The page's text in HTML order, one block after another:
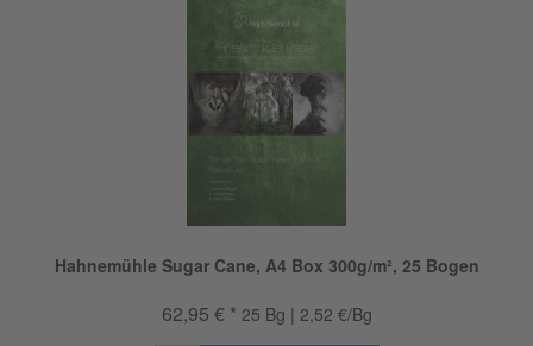
Hahnemühle Sugar Cane, A4 Box 300g/m², 25 Bogen
62,95 € * 25 Bg | 2,52 €/Bg